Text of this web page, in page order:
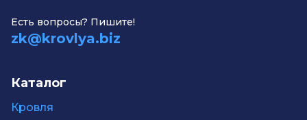
Есть вопросы? Пишите!
zk@krovlya.biz
Каталог
Кровля